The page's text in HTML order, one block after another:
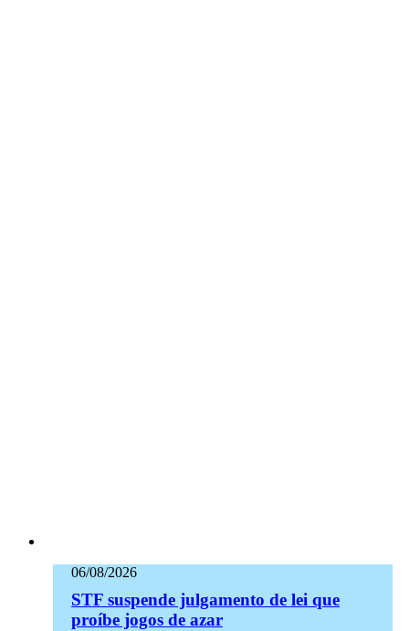
06/08/2026
STF suspende julgamento de lei que
proíbe jogos de azar